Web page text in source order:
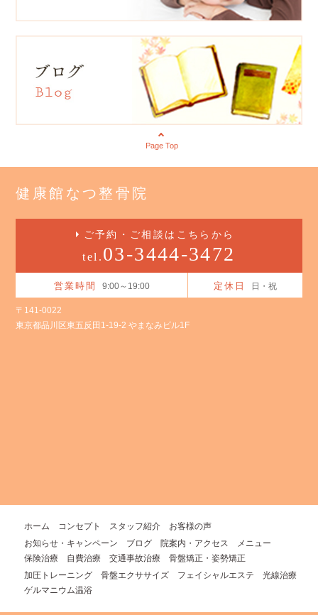
Page Top
健康館なつ整骨院
ご予約・ご相談はこちらから
tel. 03-3444-3472
営業時間 9:00～19:00 定休日 日・祝
〒141-0022
東京都品川区東五反田1-19-2 やまなみビル1F
ホーム コンセプト スタッフ紹介
お客様の声
お知らせ・キャンペーン
ブログ 院案内・アクセス
メニュー
保険治療
自費治療 交通事故治療
骨盤矯正・姿勢矯正
加圧トレーニング
骨盤エクササイズ フェイシャルエステ
光線治療
ゲルマニウム温浴